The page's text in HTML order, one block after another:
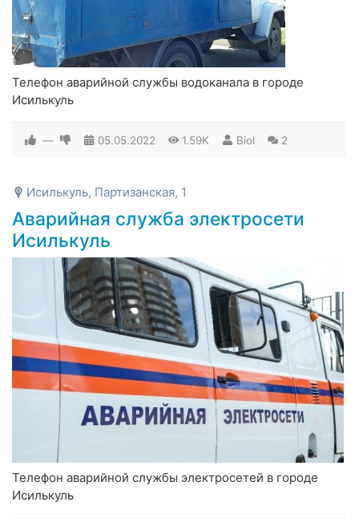
Телефон аварийной службы водоканала в городе
Исилькуль
— 05.05.2022 1.59K Biol 2
Исилькуль, Партизанская, 1
Аварийная служба электросети
Исилькуль
Телефон аварийной службы электросетей в городе
Исилькуль